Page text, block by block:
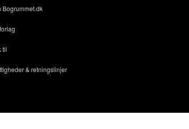
Bogrummet.dk
til
& retningslinjer